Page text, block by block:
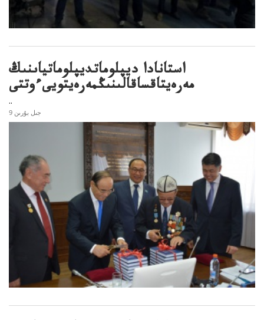
استانادا ديپلوماتديپلوماتياىنىڭ
مەرەيتاقساقالىنىڭمەرەيتويىءوتتى
..
9 جىل بۇرىن